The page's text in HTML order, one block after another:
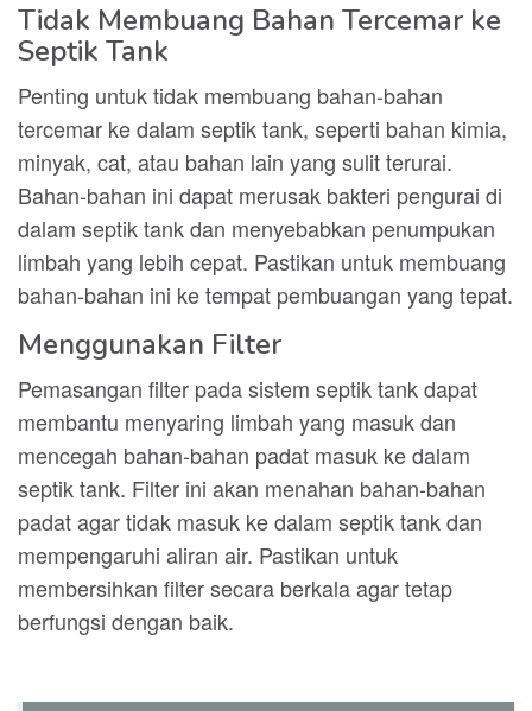
Tidak Membuang Bahan Tercemar ke
Septik Tank
Penting untuk tidak membuang bahan-bahan
tercemar ke dalam septik tank, seperti bahan kimia,
minyak, cat, atau bahan lain yang sulit terurai.
Bahan-bahan ini dapat merusak bakteri pengurai di
dalam septik tank dan menyebabkan penumpukan
limbah yang lebih cepat. Pastikan untuk membuang
bahan-bahan ini ke tempat pembuangan yang tepat.
Menggunakan Filter
Pemasangan filter pada sistem septik tank dapat
membantu menyaring limbah yang masuk dan
mencegah bahan-bahan padat masuk ke dalam
septik tank. Filter ini akan menahan bahan-bahan
padat agar tidak masuk ke dalam septik tank dan
mempengaruhi aliran air. Pastikan untuk
membersihkan filter secara berkala agar tetap
berfungsi dengan baik.